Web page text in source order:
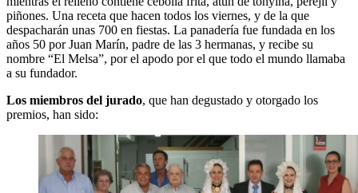
piñones. Una receta que hacen todos los viernes, y de la que
despacharán unas 700 en fiestas. La panadería fue fundada en los
años 50 por Juan Marín, padre de las 3 hermanas, y recibe su
nombre “El Melsa”, por el apodo por el que todo el mundo llamaba
a su fundador.
Los miembros del jurado, que han degustado y otorgado los
premios, han sido: